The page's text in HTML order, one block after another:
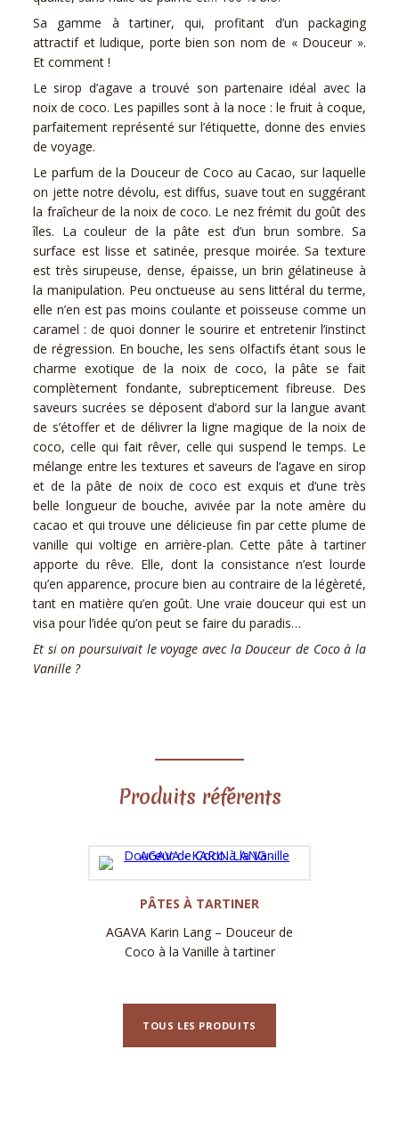
Sa gamme à tartiner, qui, profitant d’un packaging
attractif et ludique, porte bien son nom de « Douceur ».
Et comment !
Le sirop d’agave a trouvé son partenaire idéal avec la
noix de coco. Les papilles sont à la noce : le fruit à coque,
parfaitement représenté sur l’étiquette, donne des envies
de voyage.
Le parfum de la Douceur de Coco au Cacao, sur laquelle
on jette notre dévolu, est diffus, suave tout en suggérant
la fraîcheur de la noix de coco. Le nez frémit du goût des
îles. La couleur de la pâte est d’un brun sombre. Sa
surface est lisse et satinée, presque moirée. Sa texture
est très sirupeuse, dense, épaisse, un brin gélatineuse à
la manipulation. Peu onctueuse au sens littéral du terme,
elle n’en est pas moins coulante et poisseuse comme un
caramel : de quoi donner le sourire et entretenir l’instinct
de régression. En bouche, les sens olfactifs étant sous le
charme exotique de la noix de coco, la pâte se fait
complètement fondante, subrepticement fibreuse. Des
saveurs sucrées se déposent d’abord sur la langue avant
de s’étoffer et de délivrer la ligne magique de la noix de
coco, celle qui fait rêver, celle qui suspend le temps. Le
mélange entre les textures et saveurs de l’agave en sirop
et de la pâte de noix de coco est exquis et d’une très
belle longueur de bouche, avivée par la note amère du
cacao et qui trouve une délicieuse fin par cette plume de
vanille qui voltige en arrière-plan. Cette pâte à tartiner
apporte du rêve. Elle, dont la consistance n’est lourde
qu’en apparence, procure bien au contraire de la légèreté,
tant en matière qu’en goût. Une vraie douceur qui est un
visa pour l’idée qu’on peut se faire du paradis…
Et si on poursuivait le voyage avec la Douceur de Coco à la
Vanille ?
Produits référents
PÂTES À TARTINER
Label
AGAVA Karin Lang – Douceur de
Coco à la Vanille à tartiner
TOUS LES PRODUITS